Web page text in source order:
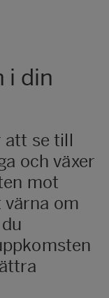
i din
att se till
och växer
mot
om